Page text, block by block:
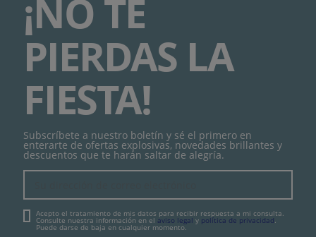
¡NO TE
PIERDAS LA
FIESTA!
Subscríbete a nuestro boletín y sé el primero en
enterarte de ofertas explosivas, novedades brillantes y
descuentos que te harán saltar de alegría.
Acepto el tratamiento de mis datos para recibir respuesta a mi consulta.
Consulte nuestra información en el aviso legal y política de privacidad.
Puede darse de baja en cualquier momento.